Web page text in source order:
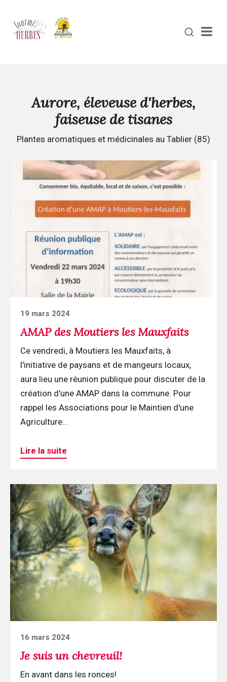
Aurore, éleveuse d'herbes,
faiseuse de tisanes
Plantes aromatiques et médicinales au Tablier (85)
Continuer
Moutiers
Mauxfaits
Posted
on
19 mars 2024
AMAP des Moutiers les Mauxfaits
Ce vendredi, à Moutiers les Mauxfaits, à
l'initiative de paysans et de mangeurs locaux,
aura lieu une réunion publique pour discuter de la
création d'une AMAP dans la commune. Pour
rappel les Associations pour le Maintien d'une
Agriculture...
Lire la suite
Continuer
la
lecture
Je
suis
un
chevreuil!
Posted
on
16 mars 2024
Je suis un chevreuil!
En avant dans les ronces!